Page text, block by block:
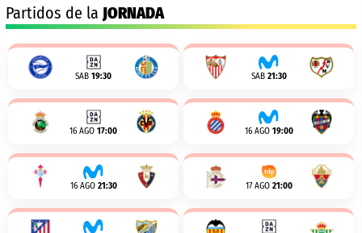
Partidos de la JORNADA
SAB 19:30 SAB 21:30
16 AGO 17:00 16 AGO 19:00
16 AGO 21:30 17 AGO 21:00